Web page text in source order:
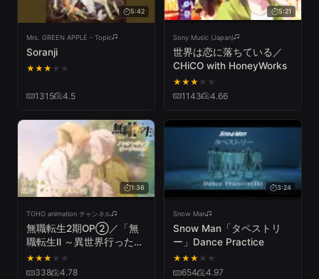
5:42
Mrs. GREEN APPLE - Topic
Soranji
★★★ ★ ★
1315 4.5
5:21
Sony Music (Japan)
世界は恋に落ちている／
CHiCO with HoneyWorks
★★★ ★ ★
1143 4.66
1:36
TOHO animation チャンネル
無職転生2期OP②／「無
職転生Ⅱ ～異世界行ったら
本気だす～」第2クール ノ
ンクレジットオープニング
★★★ ★ ★
338 4.78
3:24
Snow Man
Snow Man「タペストリ
ー」Dance Practice
★★★ ★ ★
654 4.97